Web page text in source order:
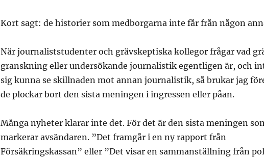
Kort sagt: de historier som medborgarna inte får från någon
När journaliststudenter och grävskeptiska kollegor frågar vad
granskning eller undersökande journalistik egentligen är, och
sig kunna se skillnaden mot annan journalistik, så brukar jag
de plockar bort den sista meningen i ingressen eller påan.
Många nyheter klarar inte det. För det är den sista meningen
markerar avsändaren. ”Det framgår i en ny rapport från
Försäkringskassan” eller ”Det visar en sammanställning från